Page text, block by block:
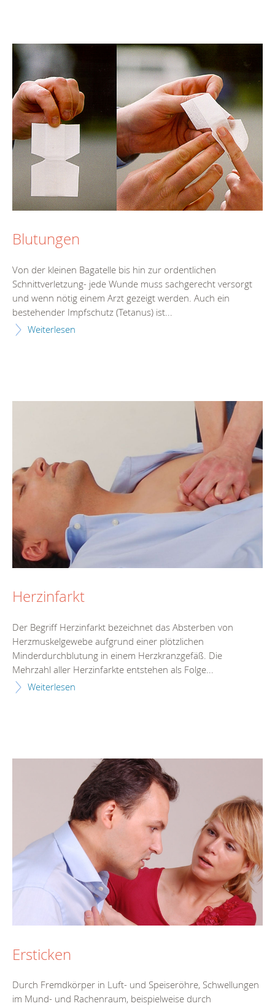
Blutungen
Von der kleinen Bagatelle bis hin zur ordentlichen
Schnittverletzung- jede Wunde muss sachgerecht versorgt
und wenn nötig einem Arzt gezeigt werden. Auch ein
bestehender Impfschutz (Tetanus) ist...
Weiterlesen
Herzinfarkt
Der Begriff Herzinfarkt bezeichnet das Absterben von
Herzmuskelgewebe aufgrund einer plötzlichen
Minderdurchblutung in einem Herzkranzgefäß. Die
Mehrzahl aller Herzinfarkte entstehen als Folge...
Weiterlesen
Ersticken
Durch Fremdkörper in Luft- und Speiseröhre, Schwellungen
im Mund- und Rachenraum, beispielweise durch